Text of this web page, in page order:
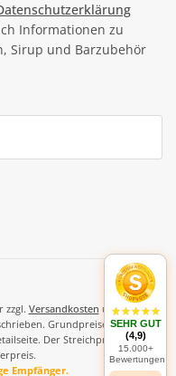
Informationen zu
Sirup und Barzubehör
zzgl. Versandkosten und ggf.
Grundpreise und Preise
Der Streichpreis ist der
Empfänger.
SEHR GUT
(4,9)
15.000+
Bewertungen